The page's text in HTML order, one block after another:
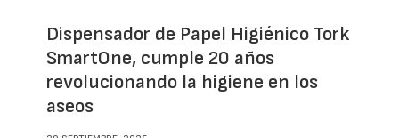
Dispensador de Papel Higiénico Tork
SmartOne, cumple 20 años
revolucionando la higiene en los
aseos